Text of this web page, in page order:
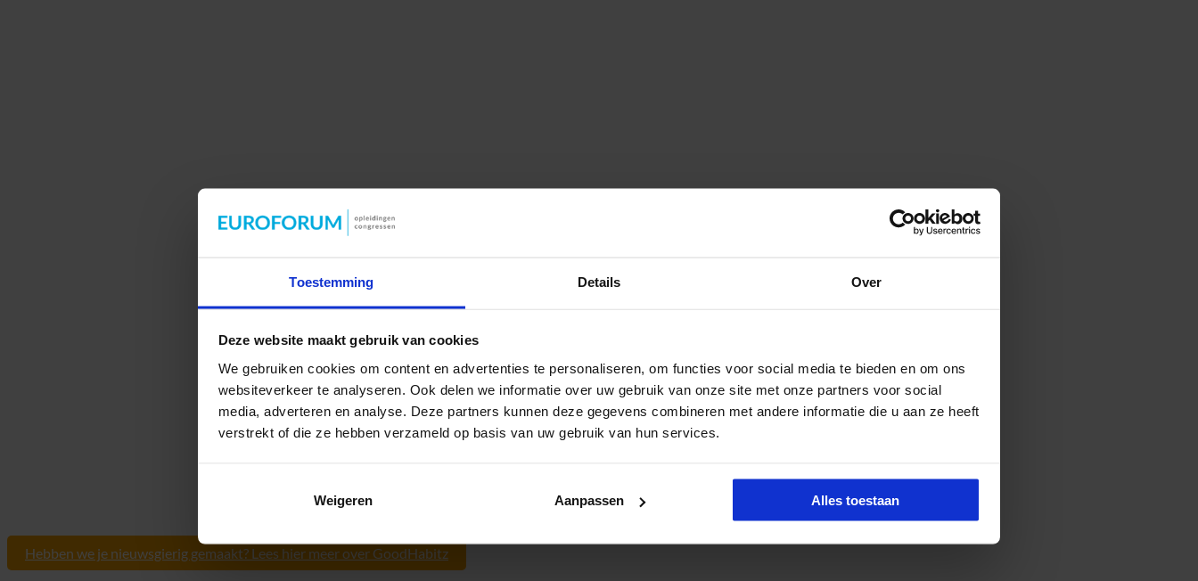
Toestemming Details Over
Deze website maakt gebruik van cookies
We gebruiken cookies om content en advertenties te personaliseren, om functies voor social media te bieden en om ons
websiteverkeer te analyseren. Ook delen we informatie over uw gebruik van onze site met onze partners voor social
media, adverteren en analyse. Deze partners kunnen deze gegevens combineren met andere informatie die u aan ze heeft
verstrekt of die ze hebben verzameld op basis van uw gebruik van hun services.
Weigeren Aanpassen Alles toestaan
Hebben we je nieuwsgierig gemaakt? Lees hier meer over GoodHabitz